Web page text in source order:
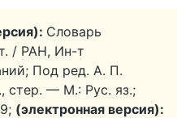
Словарь
/ РАН, Ин-т
Под ред. А. П.
стер. — М.: Рус. яз.;
(электронная версия):